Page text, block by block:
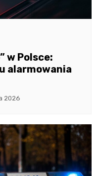
w Polsce:
alarmowania
2026